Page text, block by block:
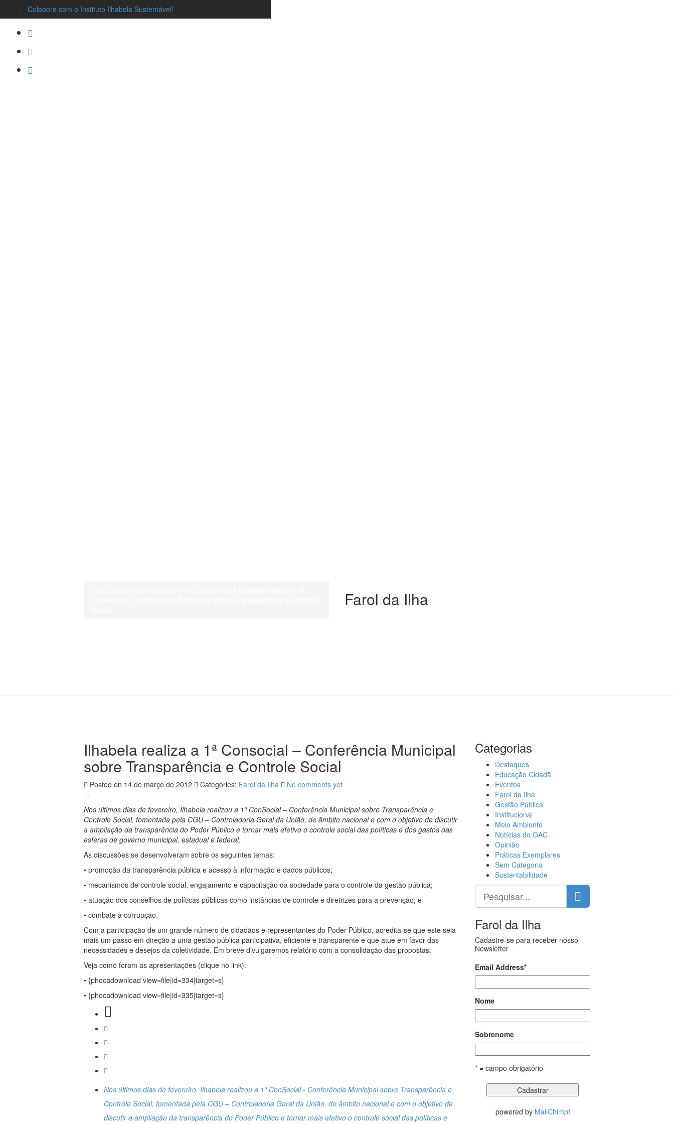
Colabore com o Instituto Ilhabela Sustentável!
Farol da Ilha
Ilhabela realiza a 1ª Consocial – Conferência Municipal
sobre Transparência e Controle Social
Posted on 14 de março de 2012 Categories: Farol da Ilha No comments yet
Nos últimos dias de fevereiro, Ilhabela realizou a 1ª ConSocial – Conferência Municipal sobre Transparência e
Controle Social, fomentada pela CGU – Controladoria Geral da União, de âmbito nacional e com o objetivo de discutir
a ampliação da transparência do Poder Público e tornar mais efetivo o controle social das políticas e dos gastos das
esferas de governo municipal, estadual e federal.
As discussões se desenvolveram sobre os seguintes temas:
• promoção da transparência pública e acesso à informação e dados públicos;
• mecanismos de controle social, engajamento e capacitação da sociedade para o controle da gestão pública;
• atuação dos conselhos de políticas públicas como instâncias de controle e diretrizes para a prevenção; e
• combate à corrupção.
Com a participação de um grande número de cidadãos e representantes do Poder Público, acredita-se que este seja
mais um passo em direção a uma gestão pública participativa, eficiente e transparente e que atue em favor das
necessidades e desejos da coletividade. Em breve divulgaremos relatório com a consolidação das propostas.
Veja como foram as apresentações (clique no link):
• {phocadownload view=file|id=334|target=s}
• {phocadownload view=file|id=335|target=s}
Nos últimos dias de fevereiro, Ilhabela realizou a 1ª ConSocial - Conferência Municipal sobre Transparência e
Controle Social, fomentada pela CGU – Controladoria Geral da União, de âmbito nacional e com o objetivo de
discutir a ampliação da transparência do Poder Público e tornar mais efetivo o controle social das políticas e
Categorias
Destaques
Educação Cidadã
Eventos
Farol da Ilha
Gestão Pública
Institucional
Meio Ambiente
Notícias do GAC
Opinião
Práticas Exemplares
Sem Categoria
Sustentabilidade
Farol da Ilha
Cadastre-se para receber nosso
Newsletter
Email Address*
Nome
Sobrenome
* = campo obrigatório
powered by MailChimp!